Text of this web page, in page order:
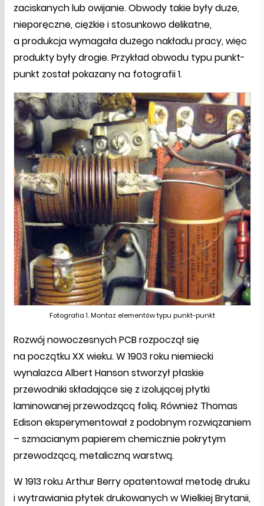
zaciskanych lub owijanie. Obwody takie były duże,
nieporęczne, ciężkie i stosunkowo delikatne,
a produkcja wymagała dużego nakładu pracy, więc
produkty były drogie. Przykład obwodu typu punkt-
punkt został pokazany na fotografii 1.
Fotografia 1. Montaż elementów typu punkt-punkt
Rozwój nowoczesnych PCB rozpoczął się
na początku XX wieku. W 1903 roku niemiecki
wynalazca Albert Hanson stworzył płaskie
przewodniki składające się z izolującej płytki
laminowanej przewodzącą folią. Również Thomas
Edison eksperymentował z podobnym rozwiązaniem
– szmacianym papierem chemicznie pokrytym
przewodzącą, metaliczną warstwą.
W 1913 roku Arthur Berry opatentował metodę druku
i wytrawiania płytek drukowanych w Wielkiej Brytanii,